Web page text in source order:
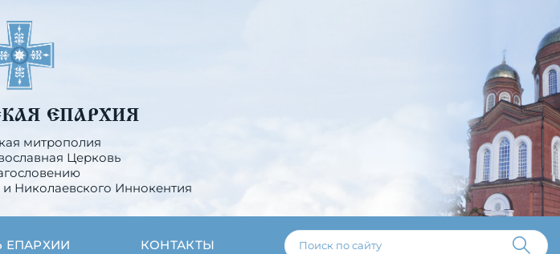
ЕПАРХИЯ
митрополия
Церковь
Николаевского Иннокентия
КОНТАКТЫ